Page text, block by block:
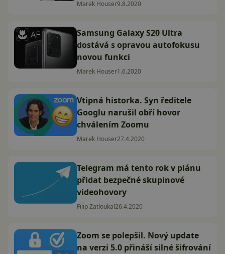
Marek Houser9.8.2020
Samsung Galaxy S20 Ultra
dostává s opravou autofokusu
novou funkci
Marek Houser1.6.2020
Vtipná historka. Syn ředitele
Googlu narušil obří hovor
chválením Zoomu
Marek Houser27.4.2020
Telegram má tento rok v plánu
přidat bezpečné skupinové
videohovory
Filip Zatloukal26.4.2020
Zoom se polepšil. Nový update
na verzi 5.0 přináší silné šifrování